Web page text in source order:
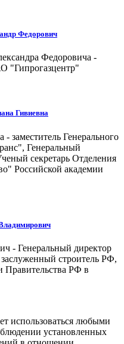
Федорович
Федоровича -
"Гипрогазцентр"
Гивиевна
заместитель Генерального
Генеральный
секретарь Отделения
Российской академии
- Генеральный директор
строитель РФ,
Правительства РФ в
использоваться любыми
установленных